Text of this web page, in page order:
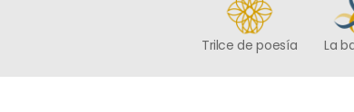
Trilce de poesía La